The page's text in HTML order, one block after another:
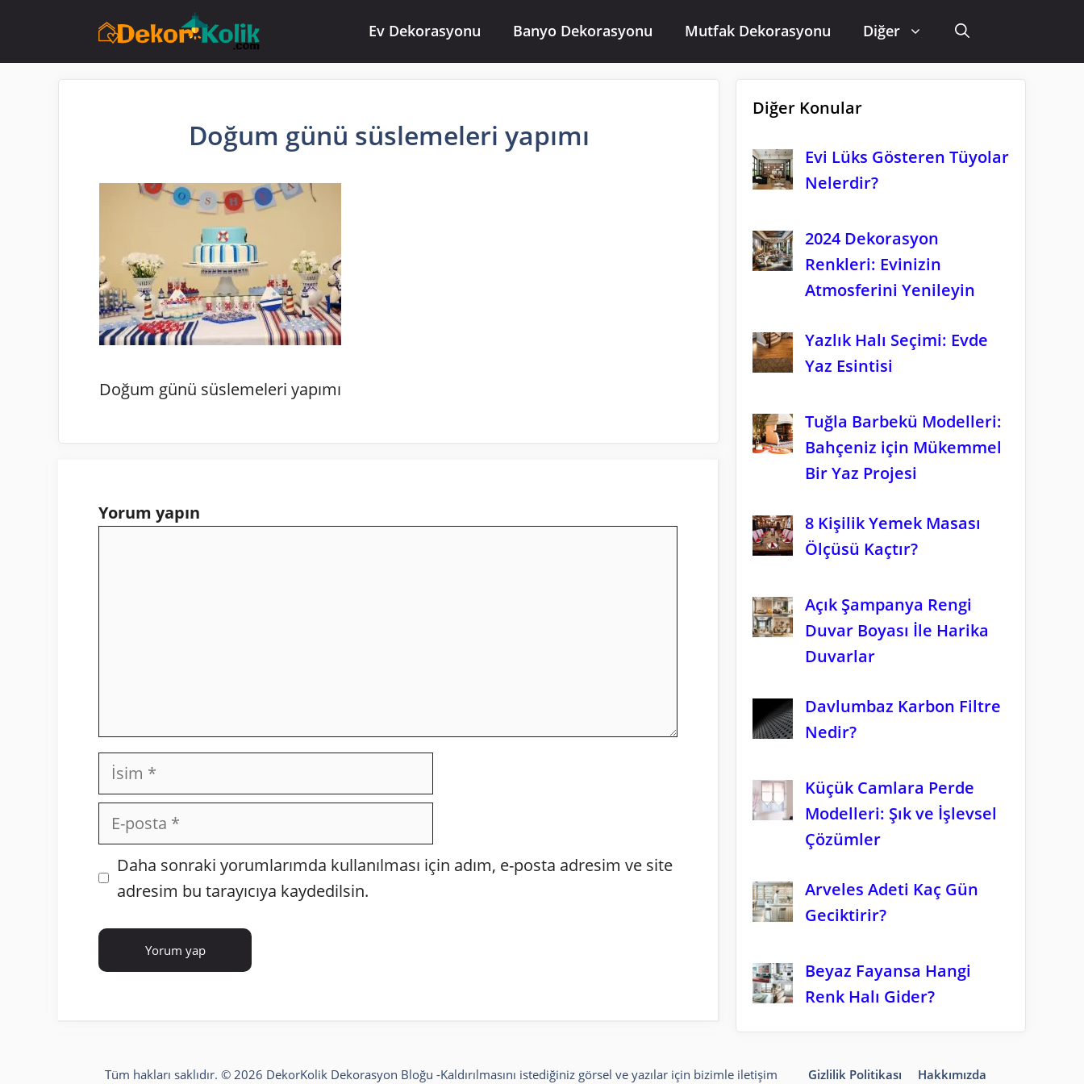
Ev Dekorasyonu Banyo Dekorasyonu Mutfak Dekorasyonu Diğer
Doğum günü süslemeleri yapımı
Doğum günü süslemeleri yapımı
Yorum yapın
İsim
posta
İnternet
sitesi
Daha sonraki yorumlarımda kullanılması için adım, e-posta adresim ve site
adresim bu tarayıcıya kaydedilsin.
Diğer Konular
Evi Lüks Gösteren Tüyolar
Nelerdir?
2024 Dekorasyon
Renkleri: Evinizin
Atmosferini Yenileyin
Yazlık Halı Seçimi: Evde
Yaz Esintisi
Tuğla Barbekü Modelleri:
Bahçeniz için Mükemmel
Bir Yaz Projesi
8 Kişilik Yemek Masası
Ölçüsü Kaçtır?
Açık Şampanya Rengi
Duvar Boyası İle Harika
Duvarlar
Davlumbaz Karbon Filtre
Nedir?
Küçük Camlara Perde
Modelleri: Şık ve İşlevsel
Çözümler
Arveles Adeti Kaç Gün
Geciktirir?
Beyaz Fayansa Hangi
Renk Halı Gider?
Gizlilik Politikası Hakkımızda
Tüm hakları saklıdır. © 2026 DekorKolik Dekorasyon Bloğu -Kaldırılmasını istediğiniz görsel ve yazılar için bizimle iletişim